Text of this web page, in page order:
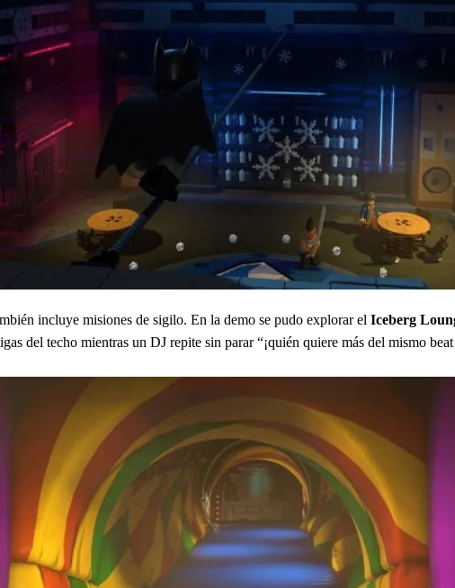
incluye misiones de sigilo. En la demo se pudo explorar el Iceberg
del techo mientras un DJ repite sin parar “¡quién quiere más del mismo